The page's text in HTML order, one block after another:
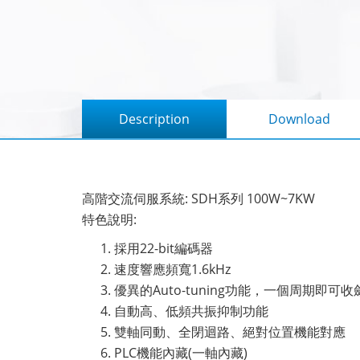
Description Download
高階交流伺服系統: SDH系列 100W~7KW
特色說明:
採用22-bit編碼器
速度響應頻寬1.6kHz
優異的Auto-tuning功能，一個周期即可收
自動高、低頻共振抑制功能
雙軸同動、全閉迴路、絕對位置機能對應
PLC機能內藏(一軸內藏)